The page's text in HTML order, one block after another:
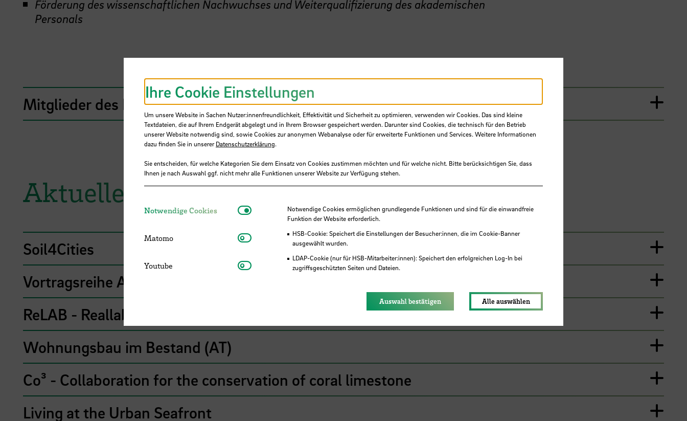
Förderung des wissenschaftlichen Nachwuchses und Weiterqualifizierung des akademischen
Personals
Mitglieder des Instituts
Aktuelle Projekte
Soil4Cities
Vortragsreihe Architektur und Nachhaltigkeit
ReLAB - Reallabore zu nachhaltigen Bauweisen
Wohnungsbau im Bestand (AT)
Co³ - Collaboration for the conservation of coral limestone
Living at the Urban Seafront
Ihre Cookie Einstellungen
Um unsere Website in Sachen Nutzer:innenfreundlichkeit, Effektivität und Sicherheit zu optimieren, verwenden wir Cookies. Das sind kleine
Textdateien, die auf Ihrem Endgerät abgelegt und in Ihrem Browser gespeichert werden. Darunter sind Cookies, die technisch für den Betrieb
unserer Website notwendig sind, sowie Cookies zur anonymen Webanalyse oder für erweiterte Funktionen und Services. Weitere Informationen
dazu finden Sie in unsererDatenschutzerklärung.
Sie entscheiden, für welche Kategorien Sie dem Einsatz von Cookies zustimmen möchten und für welche nicht. Bitte berücksichtigen Sie, dass
Ihnen je nach Auswahl ggf. nicht mehr alle Funktionen unserer Website zur Verfügung stehen.
Notwendige Cookies Notwendige CookiesNotwendige Cookies ermöglichen grundlegende Funktionen und sind für die einwandfreie
Funktion der Website erforderlich.
HSB-Cookie: Speichert die Einstellungen der Besucher:innen, die im Cookie-Banner
ausgewählt wurden.
LDAP-Cookie (nur für HSB-Mitarbeiter:innen): Speichert den erfolgreichen Log-In bei
zugriffsgeschützten Seiten und Dateien.
Matomo Matomo
Youtube Youtube
Auswahl bestätigen Alle auswählen